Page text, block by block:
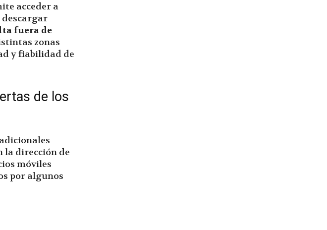
acceder a
descargar
fuera de
zonas
y fiabilidad de
de los
la dirección de
móviles
por algunos